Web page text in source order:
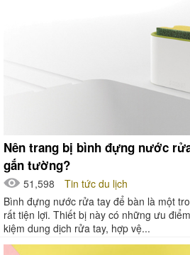
Nên trang bị bình đựng nước
gắn tường?
51,598
Tin tức du lịch
Bình đựng nước rửa tay để bàn là một
rất tiện lợi. Thiết bị này có những ưu
kiệm dung dịch rửa tay, hợp vệ...